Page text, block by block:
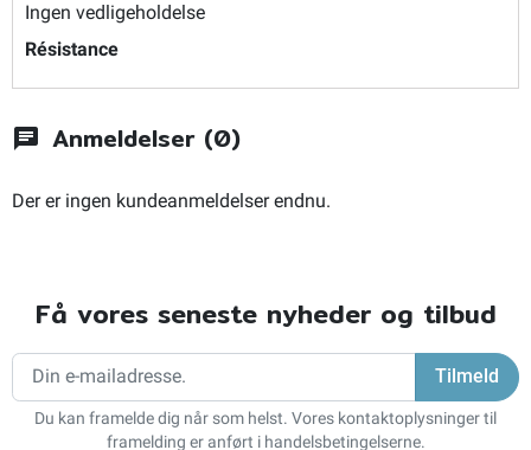
Ingen vedligeholdelse
Résistance
chat Anmeldelser (0)
Der er ingen kundeanmeldelser endnu.
Få vores seneste nyheder og tilbud
Du kan framelde dig når som helst. Vores kontaktoplysninger til
framelding er anført i handelsbetingelserne.